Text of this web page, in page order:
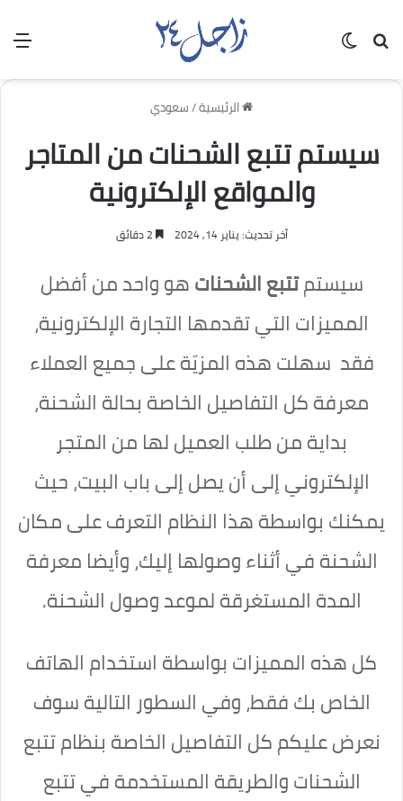
بحث عن
الرئيسية/سعودي
سيستم تتبع الشحنات من المتاجر
والمواقع الإلكترونية
آخر تحديث: يناير 14, 2024
سيستمتتبع الشحناتهو واحد من أفضل
المميزات التي تقدمها التجارة الإلكترونية،
فقد سهلت هذه المزيّة على جميع العملاء
معرفة كل التفاصيل الخاصة بحالة الشحنة،
بداية من طلب العميل لها من المتجر
الإلكتروني إلى أن يصل إلى باب البيت، حيث
يمكنك بواسطة هذا النظام التعرف على مكان
الشحنة في أثناء وصولها إليك، وأيضا معرفة
المدة المستغرقة لموعد وصول الشحنة.
كل هذه المميزات بواسطة استخدام الهاتف
الخاص بك فقط، وفي السطور التالية سوف
نعرض عليكم كل التفاصيل الخاصة بنظام تتبع
الشحنات والطريقة المستخدمة في تتبع